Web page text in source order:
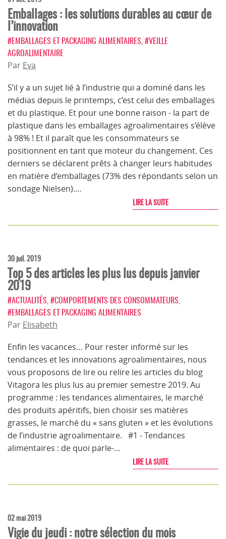
Emballages : les solutions durables au cœur de
l’innovation
#EMBALLAGES ET PACKAGING ALIMENTAIRES #VEILLE
AGROALIMENTAIRE
Par Eva
S’il y a un sujet lié à l’industrie qui a dominé dans les
médias depuis le printemps, c’est celui des emballages
et du plastique. Et pour une bonne raison - la part de
plastique dans les emballages agroalimentaires s’élève
à 98% ! Et il paraît que les consommateurs se
positionnent en tant que moteur du changement. Ces
derniers se déclarent prêts à changer leurs habitudes
en matière d’emballages (73% des répondants selon un
sondage Nielsen).…
LIRE LA SUITE
30 juil. 2019
Top 5 des articles les plus lus depuis janvier
2019
#ACTUALITÉS #COMPORTEMENTS DES CONSOMMATEURS
#EMBALLAGES ET PACKAGING ALIMENTAIRES
Par Elisabeth
Enfin les vacances… Pour rester informé sur les
tendances et les innovations agroalimentaires, nous
vous proposons de lire ou relire les articles du blog
Vitagora les plus lus au premier semestre 2019. Au
programme : les tendances alimentaires, le marché
des produits apéritifs, bien choisir ses matières
grasses, le marché du « sans gluten » et les évolutions
de l’industrie agroalimentaire. #1 - Tendances
alimentaires : de quoi parle-…
LIRE LA SUITE
02 mai 2019
Vigie du jeudi : notre sélection du mois